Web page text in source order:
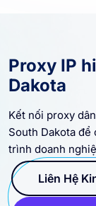
Proxy IP
Dakota
Kết nối proxy
South Dakota để
trình doanh